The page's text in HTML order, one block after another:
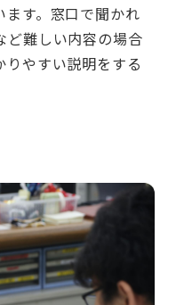
す。窓口で聞かれ
ど難しい内容の場合
やすい説明をする